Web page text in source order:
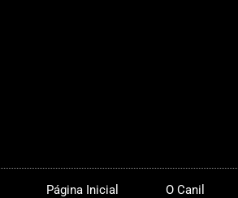
Página Inicial O Canil